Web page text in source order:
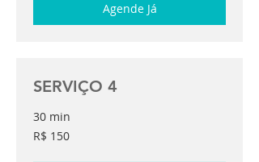
Agende Já
SERVIÇO 4
30 min
150
Reais
R$ 150